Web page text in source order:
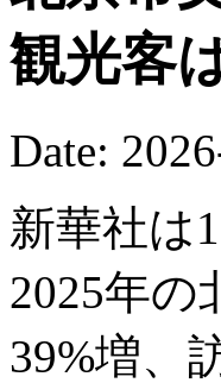
観光客
Date:
新華社は
2025年の
39%増、